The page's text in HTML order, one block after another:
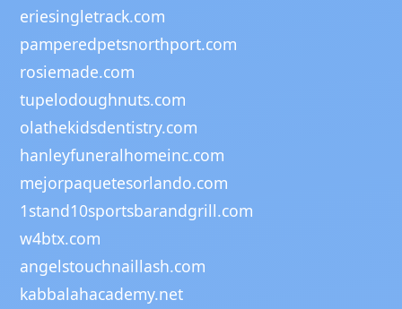
eriesingletrack.com
pamperedpetsnorthport.com
rosiemade.com
tupelodoughnuts.com
olathekidsdentistry.com
hanleyfuneralhomeinc.com
mejorpaquetesorlando.com
1stand10sportsbarandgrill.com
w4btx.com
angelstouchnaillash.com
kabbalahacademy.net